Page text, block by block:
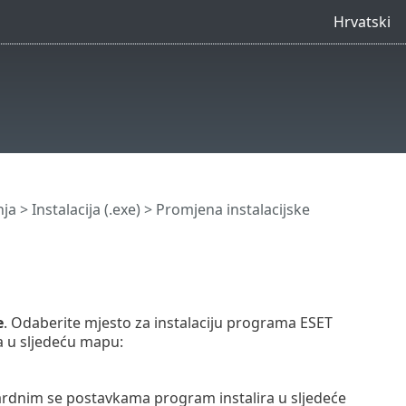
Hrvatski
>Instalacija (.exe) > Promjena instalacijske
. Odaberite mjesto za instalaciju programa ESET
sljedeću mapu:
se postavkama program instalira u sljedeće